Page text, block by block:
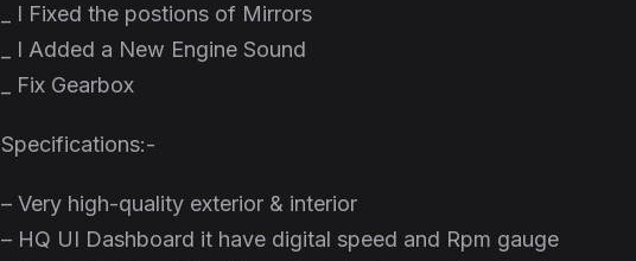
_ I Fixed the postions of Mirrors
_ I Added a New Engine Sound
_ Fix Gearbox
Specifications:-
– Very high-quality exterior & interior
– HQ UI Dashboard it have digital speed and Rpm gauge